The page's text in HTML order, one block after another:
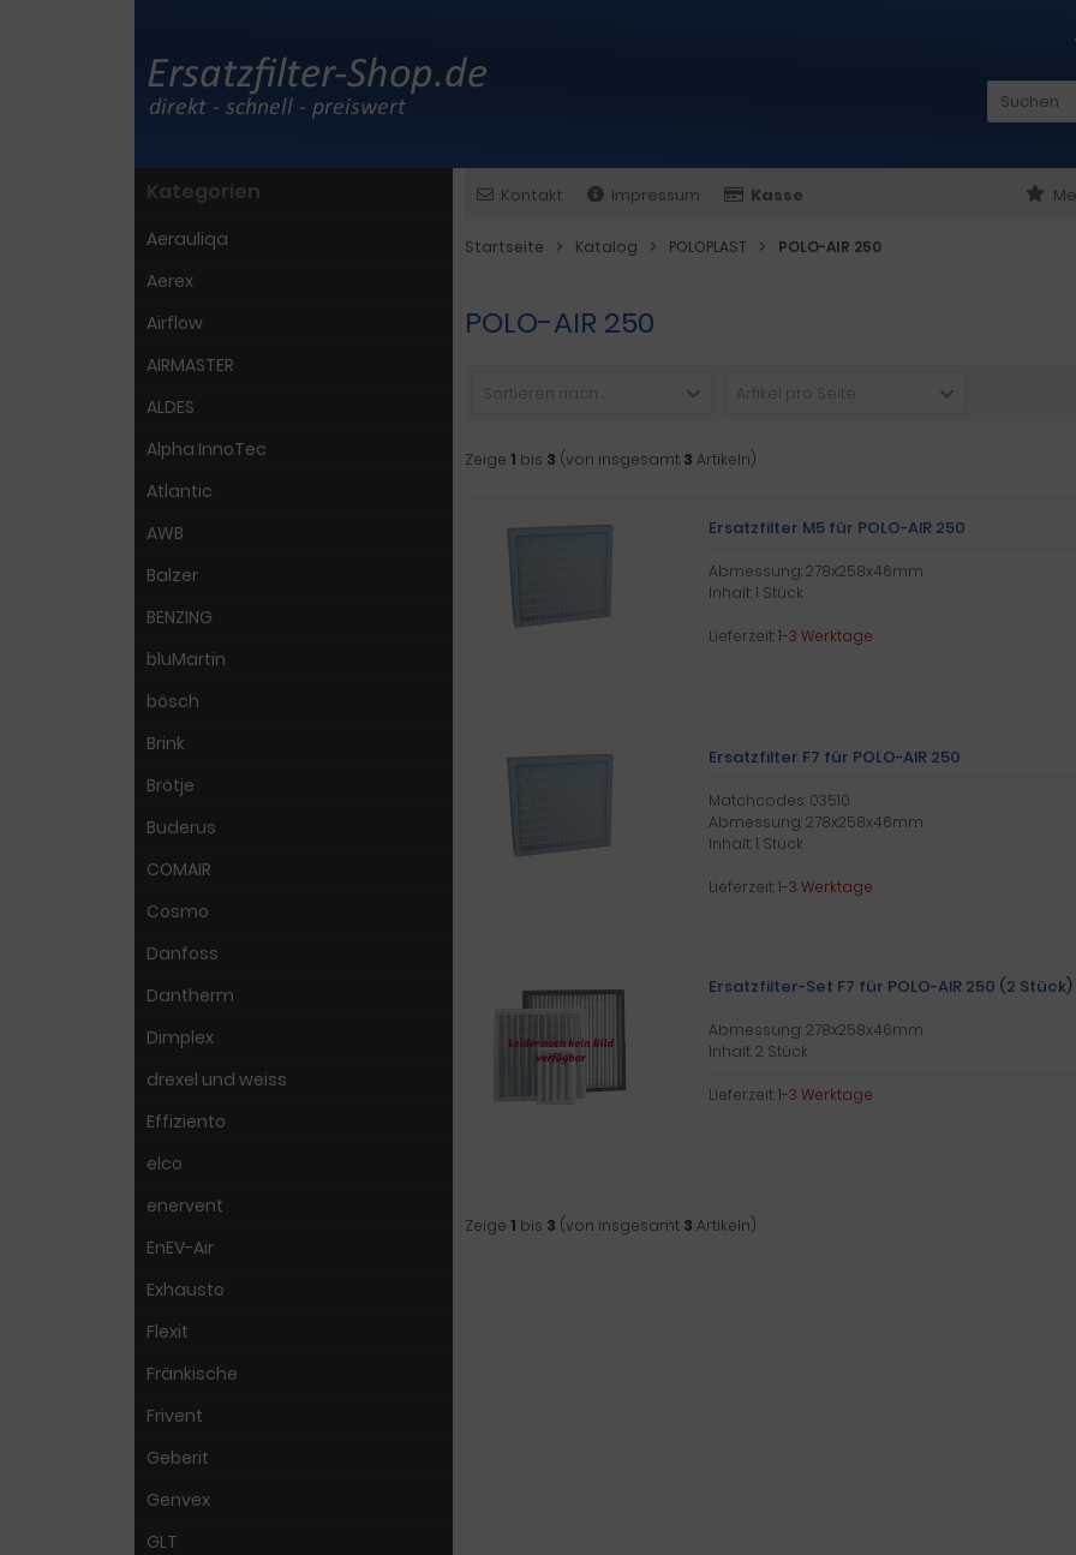
Kontakt Impressum Kasse
Startseite Katalog POLOPLAST POLO-AIR 250
POLO-AIR 250
Sortieren nach ... Artikel pro Seite
Zeige 1 bis 3 (von insgesamt 3 Artikeln)
Ersatzfilter M5 für POLO-AIR 250
Abmessung: 278x258x46mm
Inhalt: 1 Stück
Lieferzeit:1-3 Werktage
Ersatzfilter F7 für POLO-AIR 250
Matchcodes: 03510
Abmessung: 278x258x46mm
Inhalt: 1 Stück
Lieferzeit:1-3 Werktage
Ersatzfilter-Set F7 für POLO-AIR 250 (2 Stück)
Abmessung: 278x258x46mm
Inhalt: 2 Stück
Lieferzeit:1-3 Werktage
Zeige 1 bis 3 (von insgesamt 3 Artikeln)
Kategorien
Aerauliqa
Aerex
Airflow
AIRMASTER
ALDES
Alpha InnoTec
Atlantic
AWB
Balzer
BENZING
bluMartin
bösch
Brink
Brötje
Buderus
COMAIR
Cosmo
Danfoss
Dantherm
Dimplex
drexel und weiss
Effiziento
elco
enervent
EnEV-Air
Exhausto
Flexit
Fränkische
Frivent
Geberit
Genvex
GLT